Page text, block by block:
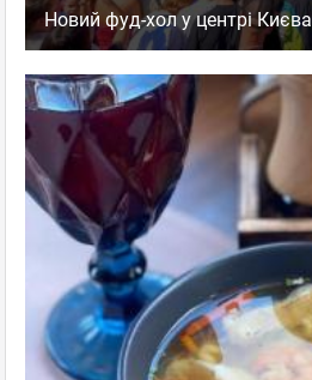
Новий фуд-хол у центрі Києва